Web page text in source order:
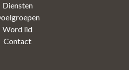
Diensten
Word lid
Contact